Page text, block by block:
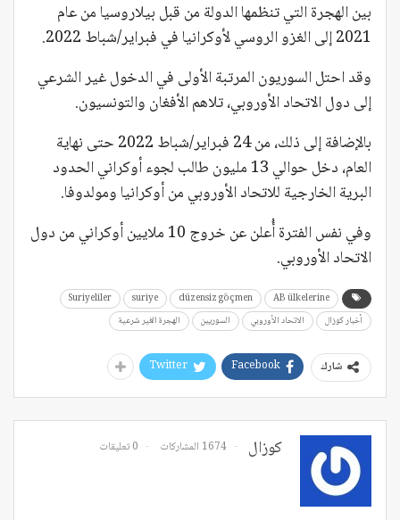
بين الهجرة التي تنظمها الدولة من قبل بيلاروسيا من عام
2021 إلى الغزو الروسي لأوكرانيا في فبراير/شباط 2022.
وقد احتل السوريون المرتبة الأولى في الدخول غير الشرعي
إلى دول الاتحاد الأوروبي، تلاهم الأفغان والتونسيون.
بالإضافة إلى ذلك، من 24 فبراير/شباط 2022 حتى نهاية
العام، دخل حوالي 13 مليون طالب لجوء أوكراني الحدود
البرية الخارجية للاتحاد الأوروبي من أوكرانيا ومولدوفا.
وفي نفس الفترة أُعلن عن خروج 10 ملايين أوكراني من دول
الاتحاد الأوروبي.
AB ülkelerine
düzensiz göçmen
suriye
Suriyeliler
أخبار كوزال
الاتحاد الأوروبي السوريين الهجرة الغير شرعية
شارك Facebook
Twitter
كوزال 1674 المشاركات 0 تعليقات